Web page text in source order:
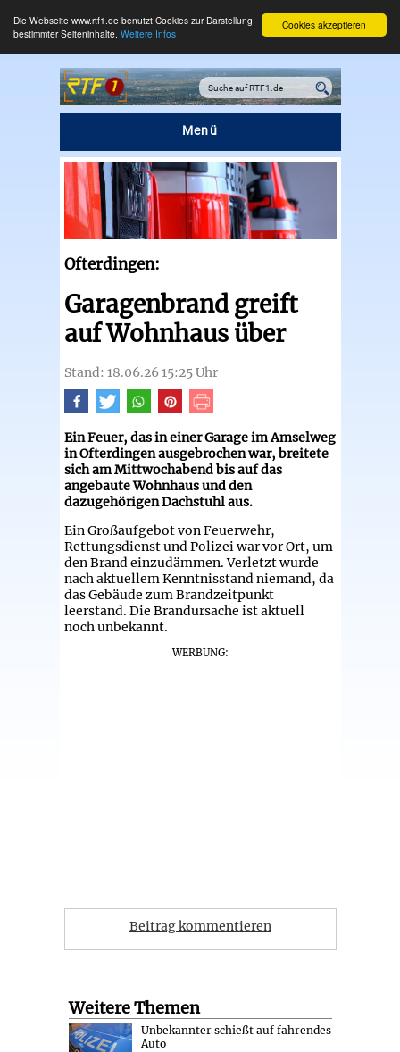
Cookies akzeptieren
Die Webseite www.rtf1.de benutzt Cookies zur Darstellung
bestimmter Seiteninhalte. Weitere Infos
Menü
Ofterdingen:
Garagenbrand greift
auf Wohnhaus über
Stand: 18.06.26 15:25 Uhr
Ein Feuer, das in einer Garage im Amselweg
in Ofterdingen ausgebrochen war, breitete
sich am Mittwochabend bis auf das
angebaute Wohnhaus und den
dazugehörigen Dachstuhl aus.
Ein Großaufgebot von Feuerwehr,
Rettungsdienst und Polizei war vor Ort, um
den Brand einzudämmen. Verletzt wurde
nach aktuellem Kenntnisstand niemand, da
das Gebäude zum Brandzeitpunkt
leerstand. Die Brandursache ist aktuell
noch unbekannt.
WERBUNG:
Beitrag kommentieren
Weitere Themen
Unbekannter schießt auf fahrendes
Auto